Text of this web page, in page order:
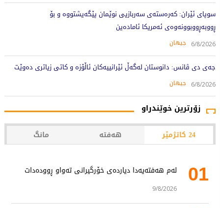
سوپای ئێران: کەرەستەی سەربازیی نوێمان پێگەیشتووە و بۆ
ڕووبەڕووبوونەوەی ئەمریکا ئامادەین
6/8/2026 جیهان
جەی دی ڤانس: دانوستان لەگەڵ ئێرانییەکان ئاڵۆزە و کاتی زیاتری دەوێت
6/8/2026 جیهان
زۆرترین خوێندراو
24 کاتژمێر هەفتە مانگ
01 لەم هەفتەیەدا دیاردەی خۆرگیرانی تەواو ڕوودەدات
9/8/2026